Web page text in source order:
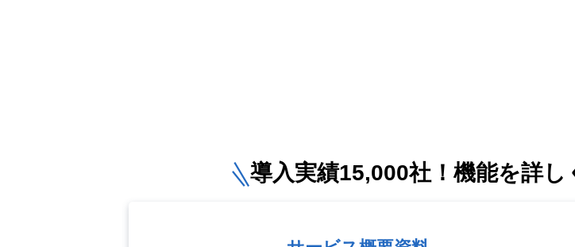
導入実績15,000社！ 機能を詳し